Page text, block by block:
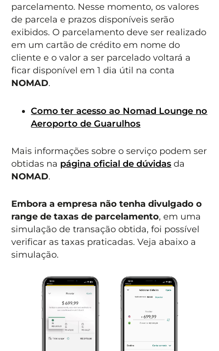
parcelamento. Nesse momento, os valores
de parcela e prazos disponíveis serão
exibidos. O parcelamento deve ser realizado
em um cartão de crédito em nome do
cliente e o valor a ser parcelado voltará a
ficar disponível em 1 dia útil na conta
NOMAD.
Como ter acesso ao Nomad Lounge no
Aeroporto de Guarulhos
Mais informações sobre o serviço podem ser
obtidas na página oficial de dúvidas da
NOMAD.
Embora a empresa não tenha divulgado o
range de taxas de parcelamento, em uma
simulação de transação obtida, foi possível
verificar as taxas praticadas. Veja abaixo a
simulação.